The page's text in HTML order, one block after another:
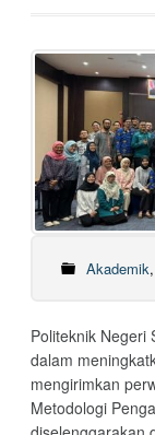
Akademik,
Politeknik Negeri
dalam
mengirimkan
Metodologi